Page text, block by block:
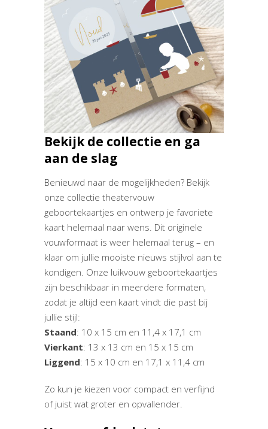
Bekijk de collectie en ga
aan de slag
Benieuwd naar de mogelijkheden? Bekijk
onze collectie theatervouw
geboortekaartjes en ontwerp je favoriete
kaart helemaal naar wens. Dit originele
vouwformaat is weer helemaal terug – en
klaar om jullie mooiste nieuws stijlvol aan te
kondigen. Onze luikvouw geboortekaartjes
zijn beschikbaar in meerdere formaten,
zodat je altijd een kaart vindt die past bij
jullie stijl:
Staand: 10 x 15 cm en 11,4 x 17,1 cm
Vierkant: 13 x 13 cm en 15 x 15 cm
Liggend: 15 x 10 cm en 17,1 x 11,4 cm
Zo kun je kiezen voor compact en verfijnd
of juist wat groter en opvallender.